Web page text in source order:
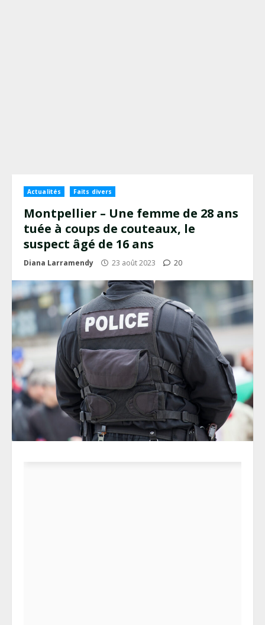
Actualités Faits divers
Montpellier – Une femme de 28 ans
tuée à coups de couteaux, le
suspect âgé de 16 ans
Diana Larramendy 23 août 2023 20